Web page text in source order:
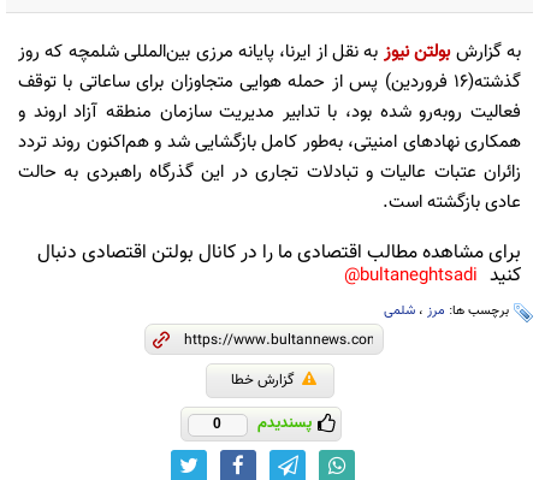
به گزارشبولتن نیوز به نقل از ایرنا، پایانه مرزی بین‌المللی شلمچه که روز
گذشته(۱۶ فروردین) پس از حمله هوایی متجاوزان برای ساعاتی با توقف
فعالیت روبه‌رو شده بود، با تدابیر مدیریت سازمان منطقه آزاد اروند و
همکاری نهادهای امنیتی، به‌طور کامل بازگشایی شد و هم‌اکنون روند تردد
زائران عتبات عالیات و تبادلات تجاری در این گذرگاه راهبردی به حالت
عادی بازگشته است.
برای مشاهده مطالب اقتصادی ما را در کانال بولتن اقتصادی دنبال
کنید bultaneghtsadi@
برچسب ها: مرز ، شلمی
گزارش خطا
پسندیدم 0